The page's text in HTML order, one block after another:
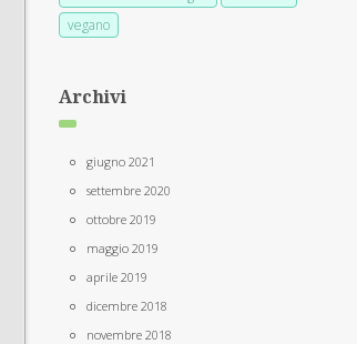
vegano
Archivi
giugno 2021
settembre 2020
ottobre 2019
maggio 2019
aprile 2019
dicembre 2018
novembre 2018